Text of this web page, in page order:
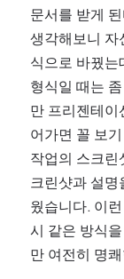
문서를 받게
생각해보니 자
식으로 바꿨는
형식일 때는
만 프리젠테이
어가면 꼴 보
작업의 스크린
크린샷과 설명
웠습니다. 이
시 같은 방식
만 여전히 명